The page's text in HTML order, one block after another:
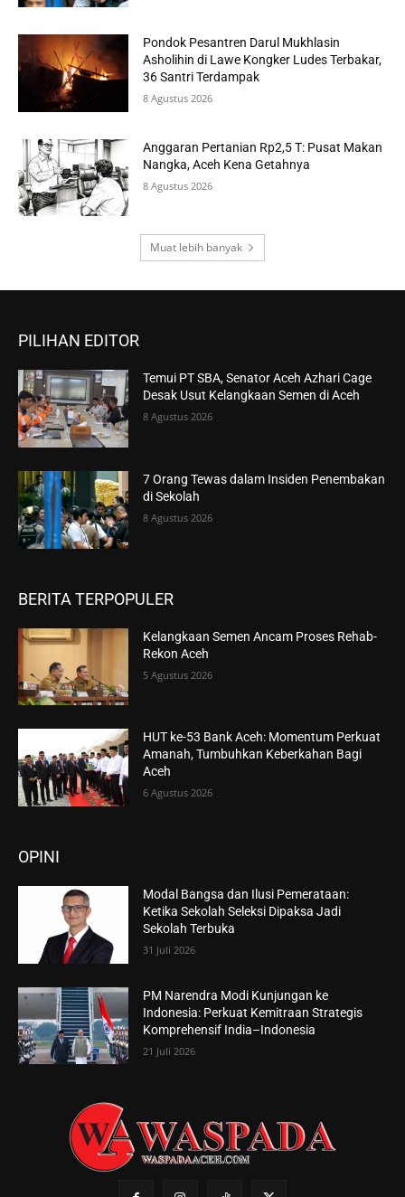
Pondok Pesantren Darul Mukhlasin
Asholihin di Lawe Kongker Ludes Terbakar,
36 Santri Terdampak
8 Agustus 2026
Anggaran Pertanian Rp2,5 T: Pusat Makan
Nangka, Aceh Kena Getahnya
8 Agustus 2026
Muat lebih banyak
PILIHAN EDITOR
Temui PT SBA, Senator Aceh Azhari Cage
Desak Usut Kelangkaan Semen di Aceh
8 Agustus 2026
7 Orang Tewas dalam Insiden Penembakan
di Sekolah
8 Agustus 2026
BERITA TERPOPULER
Kelangkaan Semen Ancam Proses Rehab-
Rekon Aceh
5 Agustus 2026
HUT ke-53 Bank Aceh: Momentum Perkuat
Amanah, Tumbuhkan Keberkahan Bagi
Aceh
6 Agustus 2026
OPINI
Modal Bangsa dan Ilusi Pemerataan:
Ketika Sekolah Seleksi Dipaksa Jadi
Sekolah Terbuka
31 Juli 2026
PM Narendra Modi Kunjungan ke
Indonesia: Perkuat Kemitraan Strategis
Komprehensif India–Indonesia
21 Juli 2026